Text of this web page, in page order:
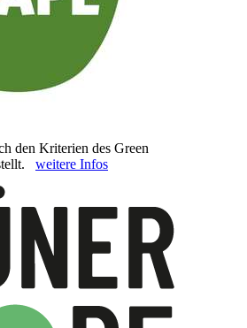
den Kriterien des Green
weitere Infos